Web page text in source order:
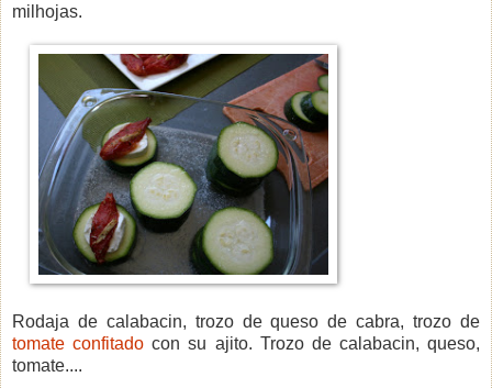
milhojas.
Rodaja de calabacin, trozo de queso de cabra, trozo de
tomate confitado con su ajito. Trozo de calabacin, queso,
tomate....